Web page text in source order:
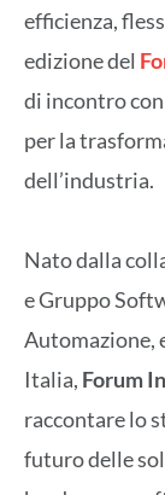
efficienza,
edizione del
di incontro
per la
dell’industria.
Nato dalla
e Gruppo
Automazione,
Italia, Forum
raccontare lo
futuro delle